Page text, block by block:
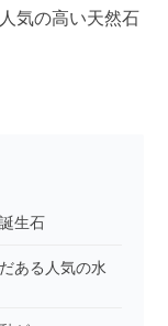
気の高い天然石
生石
ある人気の水